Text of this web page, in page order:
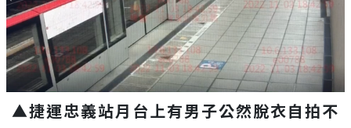
▲捷運忠義站月台上有男子公然脫衣自拍不